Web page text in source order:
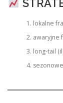
lokalne
awaryjne
long-tail